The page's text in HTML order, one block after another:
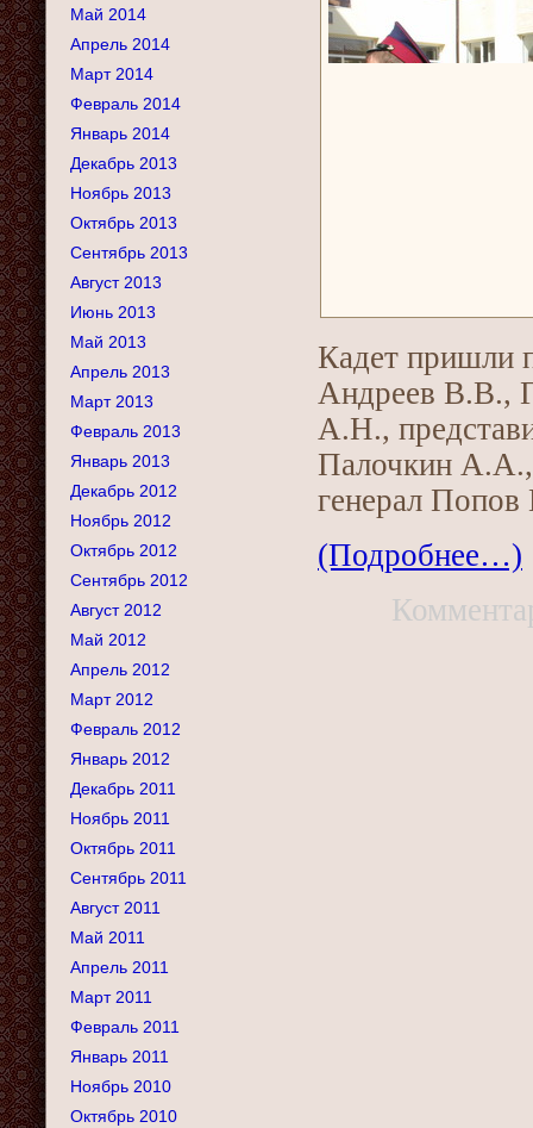
Май 2014
Апрель 2014
Март 2014
Февраль 2014
Январь 2014
Декабрь 2013
Ноябрь 2013
Октябрь 2013
Сентябрь 2013
Август 2013
Июнь 2013
Май 2013
Апрель 2013
Март 2013
Февраль 2013
Январь 2013
Декабрь 2012
Ноябрь 2012
Октябрь 2012
Сентябрь 2012
Август 2012
Май 2012
Апрель 2012
Март 2012
Февраль 2012
Январь 2012
Декабрь 2011
Ноябрь 2011
Октябрь 2011
Сентябрь 2011
Август 2011
Май 2011
Апрель 2011
Март 2011
Февраль 2011
Январь 2011
Ноябрь 2010
Октябрь 2010
Кадет пришли
Андреев В.В.,
А.Н.,
Палочкин А.А.,
генерал
(Подробнее…)